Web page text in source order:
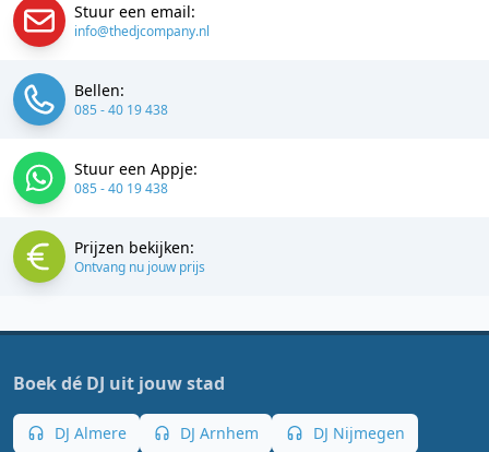
Stuur een email:
info@thedjcompany.nl
Bellen:
085 - 40 19 438
Stuur een Appje:
085 - 40 19 438
Prijzen bekijken:
Ontvang nu jouw prijs
Boek dé DJ uit jouw stad
DJ Almere DJ Arnhem
DJ Nijmegen